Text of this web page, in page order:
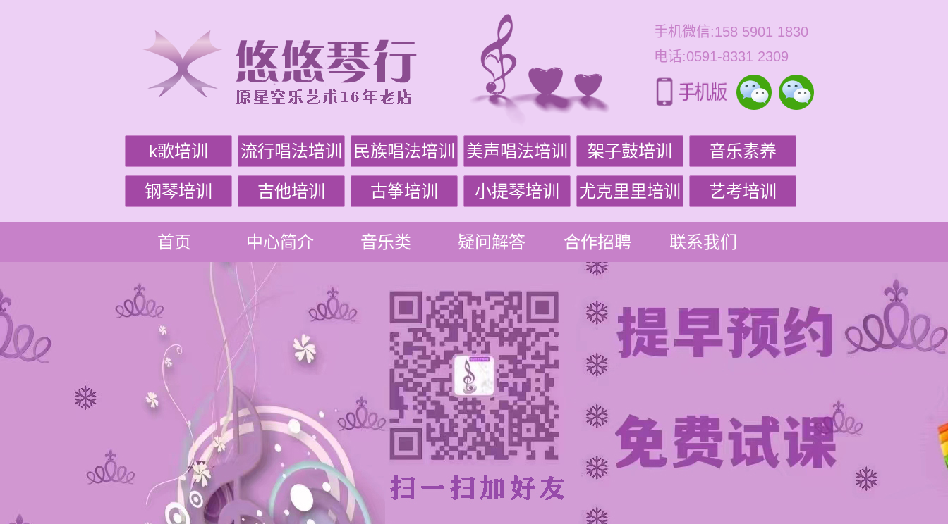
手机微信:158 5901 1830
电话:0591-8331 2309
k歌培训 流行唱法培训 民族唱法培训 美声唱法培训 架子鼓培训 音乐素养
钢琴培训 吉他培训 古筝培训 小提琴培训 尤克里里培训 艺考培训
首页 中心简介 音乐类 疑问解答 合作招聘 联系我们